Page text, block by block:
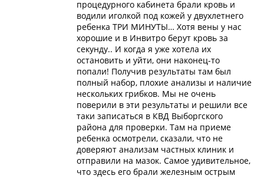
процедурного кабинета брали кровь и
водили иголкой под кожей у двухлетнего
ребенка ТРИ МИНУТЫ… Хотя вены у нас
хорошие и в Инвитро берут кровь за
секунду.. И когда я уже хотела их
остановить и уйти, они наконец-то
попали! Получив результаты там был
полный набор, плохие анализы и наличие
нескольких грибков. Мы не очень
поверили в эти результаты и решили все
таки записаться в КВД Выборгского
района для проверки. Там на приеме
ребенка осмотрели, сказали, что не
доверяют анализам частных клиник и
отправили на мазок. Самое удивительное,
что здесь его брали железным острым